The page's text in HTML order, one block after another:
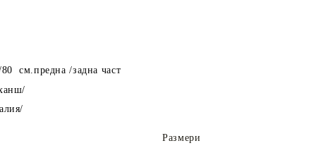
см.предна /задна част
Размери